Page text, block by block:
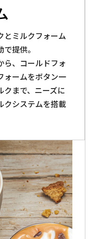
とミルクフォーム
提供。
ら、コールドフォ
ォームをボタン一
クまで、ニーズに
クシステムを搭載